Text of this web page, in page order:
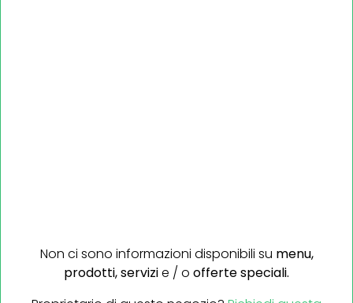
Non ci sono informazioni disponibili su menu,
prodotti,servizie / o offerte speciali.